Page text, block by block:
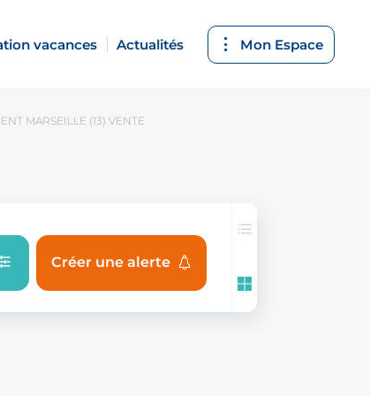
vacances Actualités Mon Espace
MARSEILLE (13) VENTE
Créer une alerte